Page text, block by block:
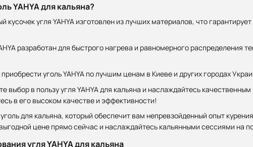
YAHYA для кальяна?
кусочек угля YAHYA изготовлен из лучших материалов, что
разработан для быстрого нагрева и равномерного распределения
уголь YAHYA по лучшим ценам в Киеве и других городах
выбор в пользу угля YAHYA для кальяна и наслаждайтесь
в его высоком качестве и эффективности!
для кальяна, который обеспечит вам непревзойденный опыт
цене прямо сейчас и наслаждайтесь кальянными сессиями на
угля YAHYA для кальяна